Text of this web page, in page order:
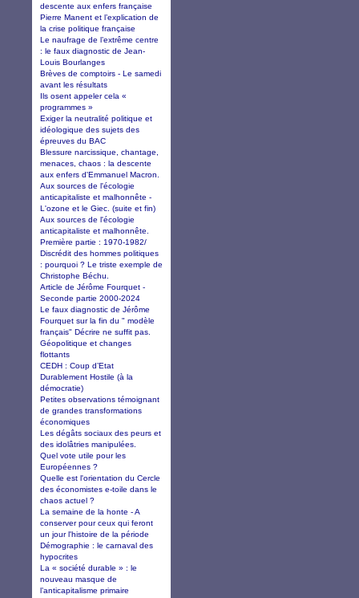
descente aux enfers française
Pierre Manent et l’explication de
la crise politique française
Le naufrage de l’extrême centre
: le faux diagnostic de Jean-
Louis Bourlanges
Brèves de comptoirs - Le samedi
avant les résultats
Ils osent appeler cela «
programmes »
Exiger la neutralité politique et
idéologique des sujets des
épreuves du BAC
Blessure narcissique, chantage,
menaces, chaos : la descente
aux enfers d'Emmanuel Macron.
Aux sources de l'écologie
anticapitaliste et malhonnête -
L'ozone et le Giec. (suite et fin)
Aux sources de l'écologie
anticapitaliste et malhonnête.
Première partie : 1970-1982/
Discrédit des hommes politiques
: pourquoi ? Le triste exemple de
Christophe Béchu.
Article de Jérôme Fourquet -
Seconde partie 2000-2024
Le faux diagnostic de Jérôme
Fourquet sur la fin du " modèle
français" Décrire ne suffit pas.
Géopolitique et changes
flottants
CEDH : Coup d’Etat
Durablement Hostile (à la
démocratie)
Petites observations témoignant
de grandes transformations
économiques
Les dégâts sociaux des peurs et
des idolâtries manipulées.
Quel vote utile pour les
Européennes ?
Quelle est l'orientation du Cercle
des économistes e-toile dans le
chaos actuel ?
La semaine de la honte - A
conserver pour ceux qui feront
un jour l'histoire de la période
Démographie : le carnaval des
hypocrites
La « société durable » : le
nouveau masque de
l’anticapitalisme primaire